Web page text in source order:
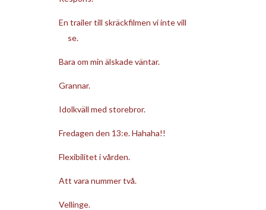
En trailer till skräckfilmen vi inte vill
se.
Bara om min älskade väntar.
Grannar.
Idolkväll med storebror.
Fredagen den 13:e. Hahaha!!
Flexibilitet i vården.
Att vara nummer två.
Vellinge.